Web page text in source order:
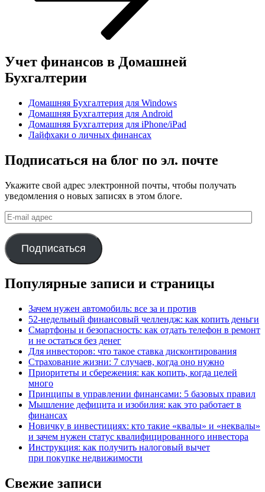
Учет финансов в Домашней
Бухгалтерии
Домашняя Бухгалтерия для Windows
Домашняя Бухгалтерия для Android
Домашняя Бухгалтерия для iPhone/iPad
Лайфхаки о личных финансах
Подписаться на блог по эл. почте
Укажите свой адрес электронной почты, чтобы получать
уведомления о новых записях в этом блоге.
E-
mail
адрес
Подписаться
Популярные записи и страницы
Зачем нужен автомобиль: все за и против
52-недельный финансовый челлендж: как копить деньги
Смартфоны и безопасность: как отдать телефон в ремонт
и не остаться без денег
Для инвесторов: что такое ставка дисконтирования
Страхование жизни: 7 случаев, когда оно нужно
Приоритеты и сбережения: как копить, когда целей
много
Принципы в управлении финансами: 5 базовых правил
Мышление дефицита и изобилия: как это работает в
финансах
Новичку в инвестициях: кто такие «квалы» и «неквалы»
и зачем нужен статус квалифицированного инвестора
Инструкция: как получить налоговый вычет
при покупке недвижимости
Свежие записи